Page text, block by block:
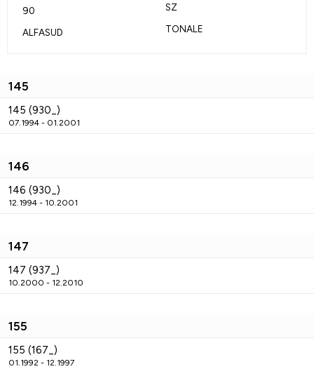
90
ALFASUD
SZ
TONALE
145
145 (930_)
07.1994 - 01.2001
146
146 (930_)
12.1994 - 10.2001
147
147 (937_)
10.2000 - 12.2010
155
155 (167_)
01.1992 - 12.1997